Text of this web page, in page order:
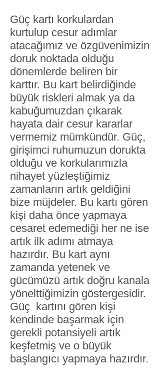
Güç kartı korkulardan
kurtulup cesur adımlar
atacağımız ve özgüvenimizin
doruk noktada olduğu
dönemlerde beliren bir
karttır. Bu kart belirdiğinde
büyük riskleri almak ya da
kabuğumuzdan çıkarak
hayata dair cesur kararlar
vermemiz mümkündür. Güç,
girişimci ruhumuzun dorukta
olduğu ve korkularımızla
nihayet yüzleştiğimiz
zamanların artık geldiğini
bize müjdeler. Bu kartı gören
kişi daha önce yapmaya
cesaret edemediği her ne ise
artık ilk adımı atmaya
hazırdır. Bu kart aynı
zamanda yetenek ve
gücümüzü artık doğru kanala
yönelttiğimizin göstergesidir.
Güç kartını gören kişi
kendinde başarmak için
gerekli potansiyeli artık
keşfetmiş ve o büyük
başlangıcı yapmaya hazırdır.